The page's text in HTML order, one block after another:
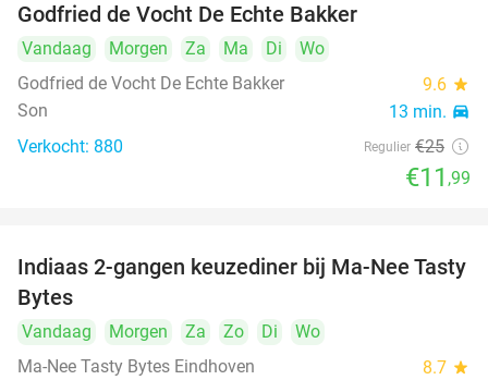
Godfried de Vocht De Echte Bakker
Vandaag Morgen Za Ma Di
Wo
Godfried de Vocht De Echte Bakker
9.6 star
Son 13 min. directions_car
Verkocht: 880 Regulier €25
€11 ,99
37%
Indiaas 2-gangen keuzediner bij Ma-Nee Tasty
Bytes
Vandaag Morgen Za Zo Di
Wo
Ma-Nee Tasty Bytes Eindhoven
8.7 star